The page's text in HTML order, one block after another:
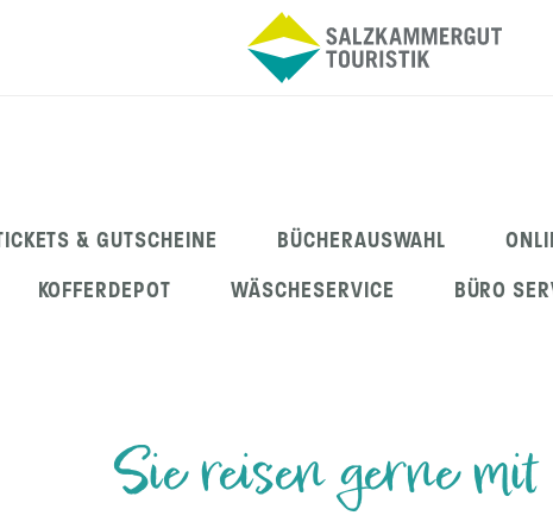
& GUTSCHEINE BÜCHERAUSWAHL
KOFFERDEPOT WÄSCHESERVICE BÜRO
Sie reisen gerne